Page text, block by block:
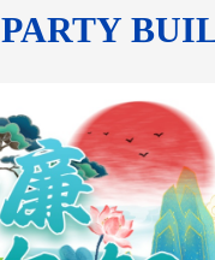
PARTY